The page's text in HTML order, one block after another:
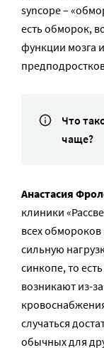
syncope –
есть обморок,
функции мозга
Что
чаще?
Анастасия
клиники
всех обмороков
сильную
синкопе, то
возникают из-
случаться
обычных для